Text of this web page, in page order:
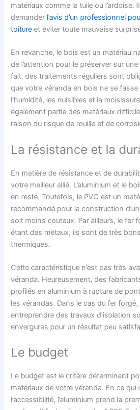
matériaux comme la tuile ou l’ardoise.
demander l’avis d’un professionnel
toiture et éviter toute mauvaise
En revanche, le bois est un matériau
de l’attention pour le préserver sur
fait, des traitements réguliers sont
que votre véranda en bois ne se
l’humidité, les nuisibles et la
également partie des matériaux
raison du risque de rouille et de
La résistance et la
En matière de résistance et de
votre meilleur allié. L’aluminium et le
en reste. Toutefois, le PVC est un
recommandé pour la construction
soit moins couteux. Par ailleurs, le fer
étant des métaux, ils sont de très
thermiques.
Cette caractéristique n’est pas très
véranda. Heureusement, des
profilés en aluminium à rupture de
les vérandas. Dans le cas du fer
entreprendre des travaux d’isolation
envergures pour un résultat peu
Le budget
Le budget est le critère déterminant
matériaux de votre véranda. En ce qui
l’accessibilité, l’aluminium prend la